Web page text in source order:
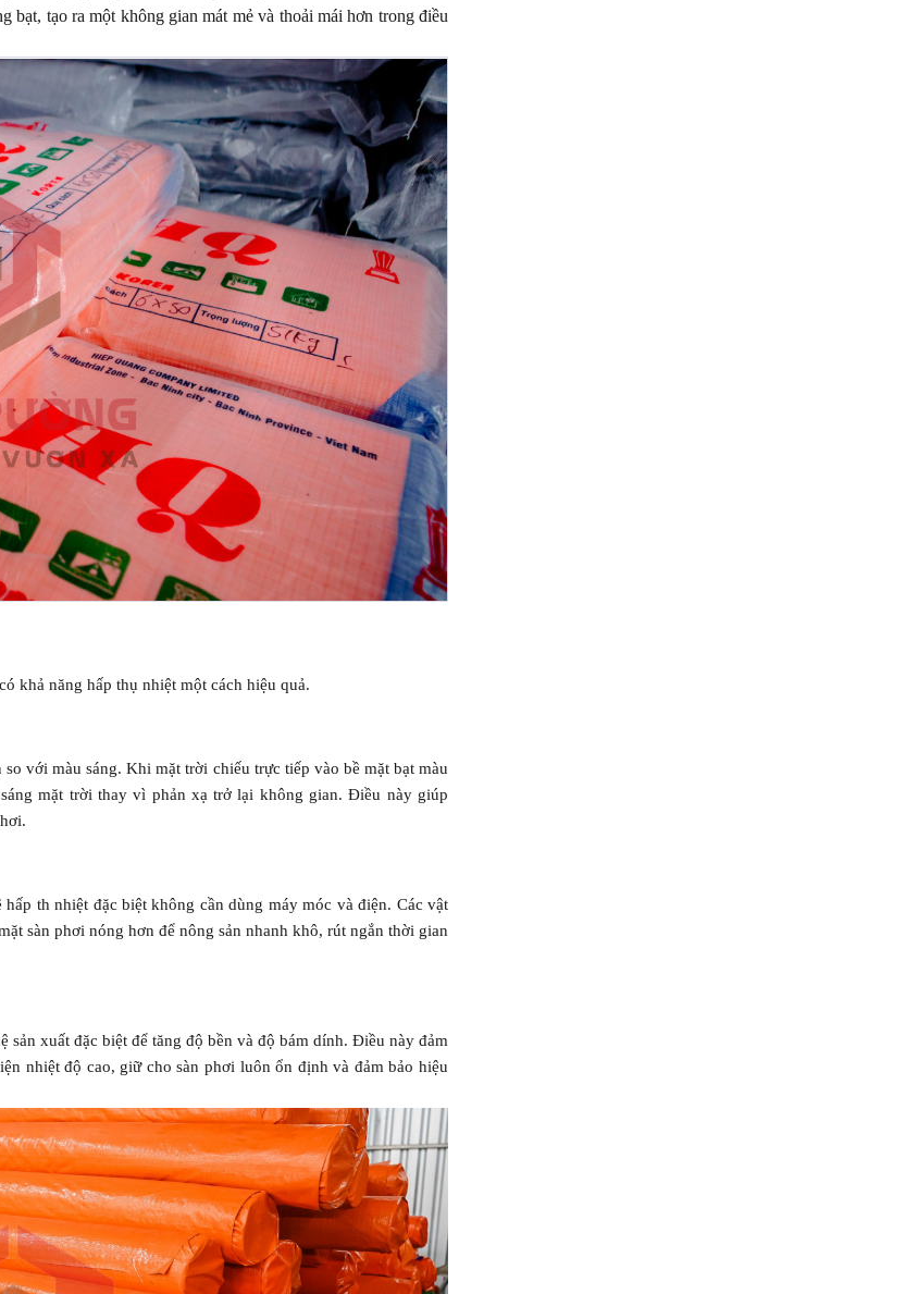
bạt, tạo ra một không gian mát mẻ và thoải mái hơn trong điều
khả năng hấp thụ nhiệt một cách hiệu quả.
với màu sáng. Khi mặt trời chiếu trực tiếp vào bề mặt bạt màu
mặt trời thay vì phản xạ trở lại không gian. Điều này giúp
th nhiệt đặc biệt không cần dùng máy móc và điện. Các vật
sàn phơi nóng hơn để nông sản nhanh khô, rút ngắn thời gian
xuất đặc biệt để tăng độ bền và độ bám dính. Điều này đảm
nhiệt độ cao, giữ cho sàn phơi luôn ổn định và đảm bảo hiệu